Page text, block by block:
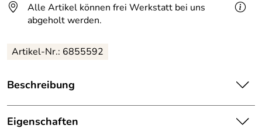
Alle Artikel können frei Werkstatt bei uns
abgeholt werden.
Artikel-Nr.: 6855592
Beschreibung
Balkongeländeraus 42 mm Edelstahl Rohr, geschliffen
mit Korn 240.
Eigenschaften